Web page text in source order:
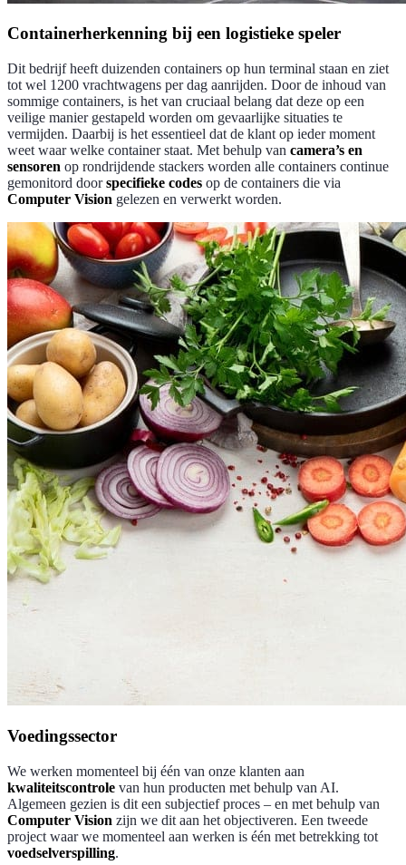
Containerherkenning bij een logistieke speler
Dit bedrijf heeft duizenden containers op hun terminal staan en ziet
tot wel 1200 vrachtwagens per dag aanrijden. Door de inhoud van
sommige containers, is het van cruciaal belang dat deze op een
veilige manier gestapeld worden om gevaarlijke situaties te
vermijden. Daarbij is het essentieel dat de klant op ieder moment
weet waar welke container staat. Met behulp van camera’s en
sensoren op rondrijdende stackers worden alle containers continue
gemonitord doorspecifieke codes op de containers die via
Computer Vision gelezen en verwerkt worden.
Voedingssector
We werken momenteel bij één van onze klanten aan
kwaliteitscontrole van hun producten met behulp van AI.
Algemeen gezien is dit een subjectief proces – en met behulp van
Computer Vision zijn we dit aan het objectiveren. Een tweede
project waar we momenteel aan werken is één met betrekking tot
voedselverspilling.